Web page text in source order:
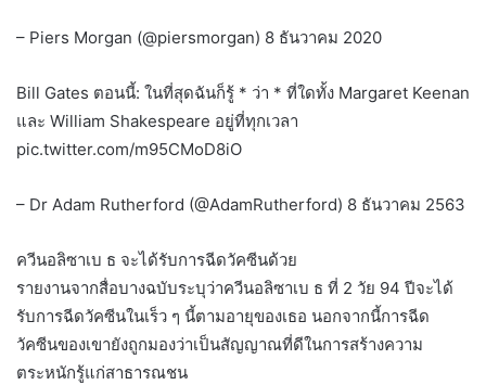
– Piers Morgan (@piersmorgan) 8 ธันวาคม 2020
Bill Gates ตอนนี้: ในที่สุดฉันก็รู้ * ว่า * ที่ใดทั้ง Margaret Keenan
และ William Shakespeare อยู่ที่ทุกเวลา
pic.twitter.com/m95CMoD8iO
– Dr Adam Rutherford (@AdamRutherford) 8 ธันวาคม 2563
ควีนอลิซาเบ ธ จะได้รับการฉีดวัคซีนด้วย
รายงานจากสื่อบางฉบับระบุว่าควีนอลิซาเบ ธ ที่ 2 วัย 94 ปีจะได้
รับการฉีดวัคซีนในเร็ว ๆ นี้ตามอายุของเธอ นอกจากนี้การฉีด
วัคซีนของเขายังถูกมองว่าเป็นสัญญาณที่ดีในการสร้างความ
ตระหนักรู้แก่สาธารณชน